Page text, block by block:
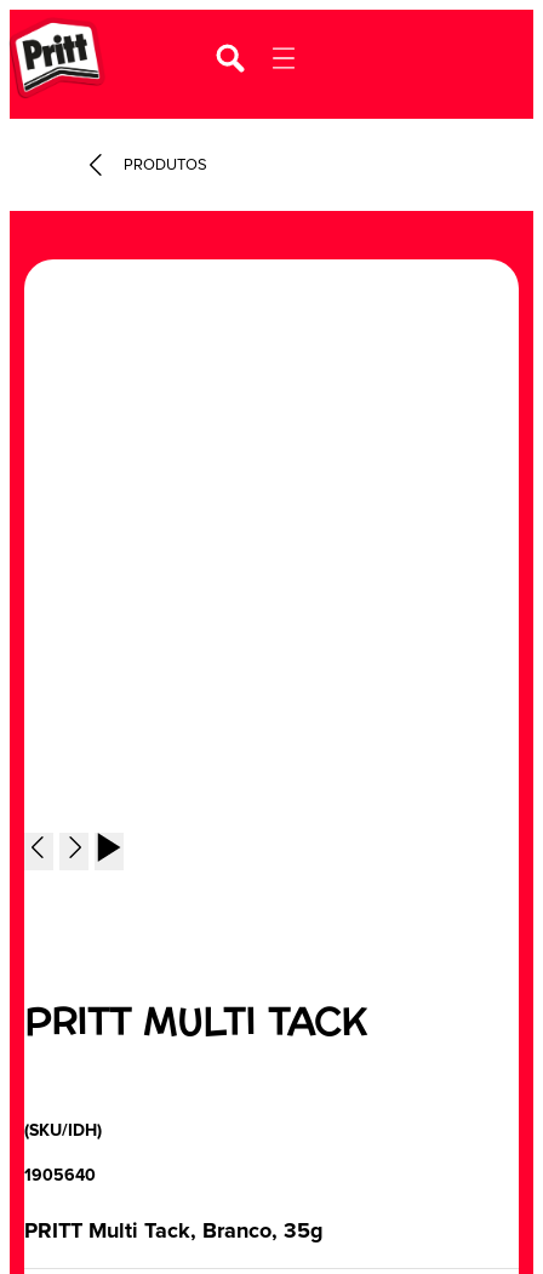
PRODUTOS
PRITT MULTI TACK
(SKU/IDH)
1905640
PRITT Multi Tack, Branco, 35g